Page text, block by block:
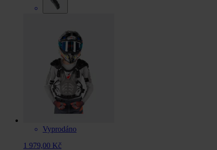
Vyprodáno
1 979,00 Kč